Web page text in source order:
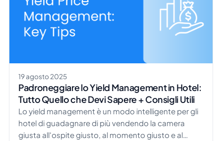
19 agosto 2025
Padroneggiare lo Yield Management in Hotel:
Tutto Quello che Devi Sapere + Consigli Utili
Lo yield management è un modo intelligente per gli
hotel di guadagnare di più vendendo la camera
giusta all'ospite giusto, al momento giusto e al